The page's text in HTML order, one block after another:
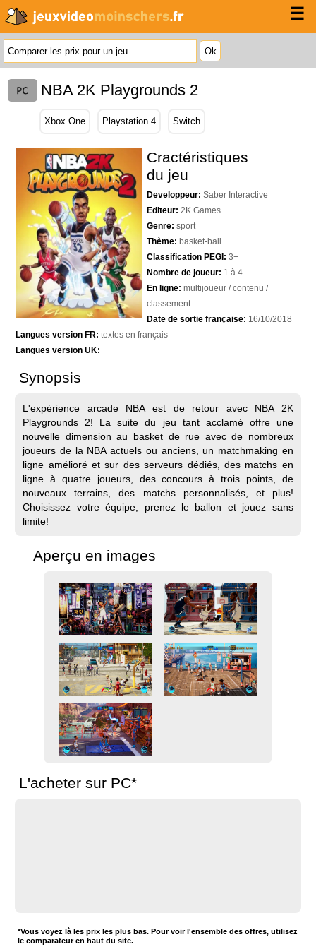
☰
NBA 2K Playgrounds 2
Xbox One Playstation 4 Switch
Cractéristiques
du jeu
Developpeur: Saber Interactive
Editeur: 2K Games
Genre: sport
Thème: basket-ball
Classification PEGI: 3+
Nombre de joueur: 1 à 4
En ligne: multijoueur / contenu /
classement
Date de sortie française: 16/10/2018
Langues version FR: textes en français
Langues version UK:
Synopsis
L'expérience arcade NBA est de retour avec NBA 2K
Playgrounds 2! La suite du jeu tant acclamé offre une
nouvelle dimension au basket de rue avec de nombreux
joueurs de la NBA actuels ou anciens, un matchmaking en
ligne amélioré et sur des serveurs dédiés, des matchs en
ligne à quatre joueurs, des concours à trois points, de
nouveaux terrains, des matchs personnalisés, et plus!
Choisissez votre équipe, prenez le ballon et jouez sans
limite!
Aperçu en images
L'acheter sur PC*
*Vous voyez là les prix les plus bas. Pour voir l'ensemble des offres, utilisez
le comparateur en haut du site.